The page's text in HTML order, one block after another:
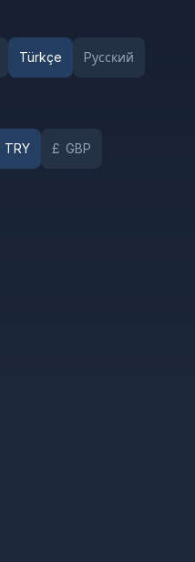
Türkçe Pусский
TRY £ GBP